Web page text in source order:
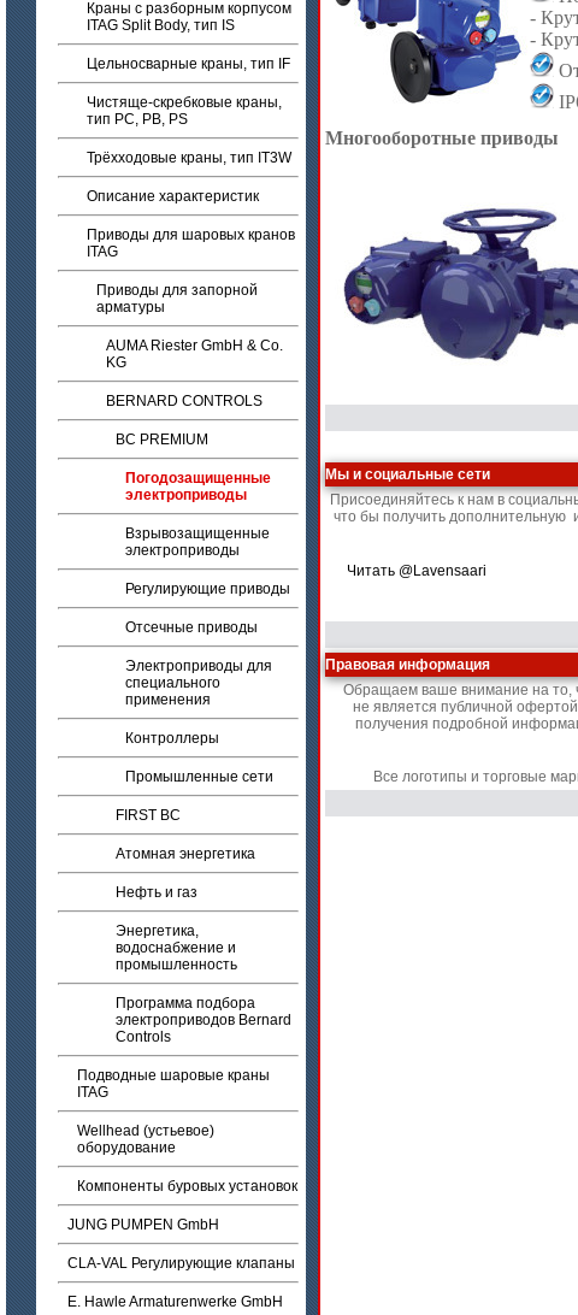
Краны с разборным корпусом
ITAG Split Body, тип IS
Цельносварные краны, тип IF
Чистяще-скребковые краны,
тип PC, PB, PS
Трёхходовые краны, тип IT3W
Описание характеристик
Приводы для шаровых кранов
ITAG
Приводы для запорной
арматуры
AUMA Riester GmbH & Co.
KG
BERNARD CONTROLS
BC PREMIUM
Погодозащищенные
электроприводы
Взрывозащищенные
электроприводы
Регулирующие приводы
Отсечные приводы
Электроприводы для
специального
применения
Контроллеры
Промышленные сети
FIRST BC
Атомная энергетика
Нефть и газ
Энергетика,
водоснабжение и
промышленность
Программа подбора
электроприводов Bernard
Controls
Подводные шаровые краны
ITAG
Wellhead (устьевое)
оборудование
Компоненты буровых установок
JUNG PUMPEN GmbH
CLA-VAL Регулирующие клапаны
E. Hawle Armaturenwerke GmbH
-
-
Многооборотные приводы
Мы и социальные сети
Присоединяйтесь к нам в
что бы получить дополнительную
Читать @Lavensaari
Правовая информация
Обращаем ваше внимание на то,
не является публичной
получения подробной
Все логотипы и торговые